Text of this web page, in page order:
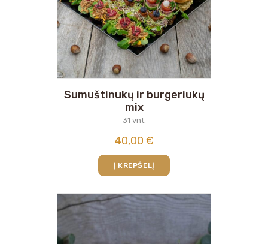
Sumuštinukų ir burgeriukų
mix
31 vnt.
40,00 €
Į KREPŠELĮ